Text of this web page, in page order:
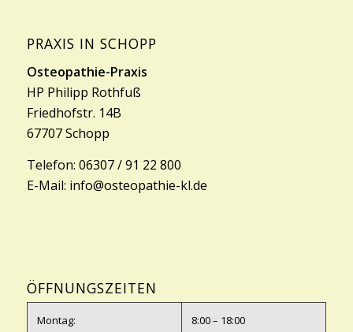
PRAXIS IN SCHOPP
Osteopathie-Praxis
HP Philipp Rothfuß
Friedhofstr. 14B
67707 Schopp
Telefon: 06307 / 91 22 800
E-Mail: info@osteopathie-kl.de
ÖFFNUNGSZEITEN
Montag: 8:00 – 18:00